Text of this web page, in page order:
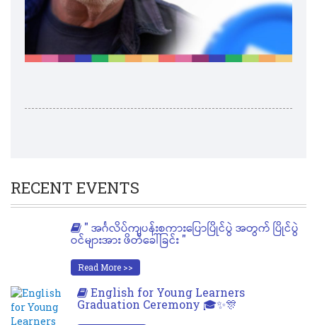
RECENT EVENTS
" အင်္ဂလိပ်ကျပန်းစကားပြောပြိုင်ပွဲ အတွက် ပြိုင်ပွဲ
ဝင်များအား ဖိတ်ခေါ်ခြင်း "
Read More >>
English for Young Learners
Graduation Ceremony 🎓✨🎊